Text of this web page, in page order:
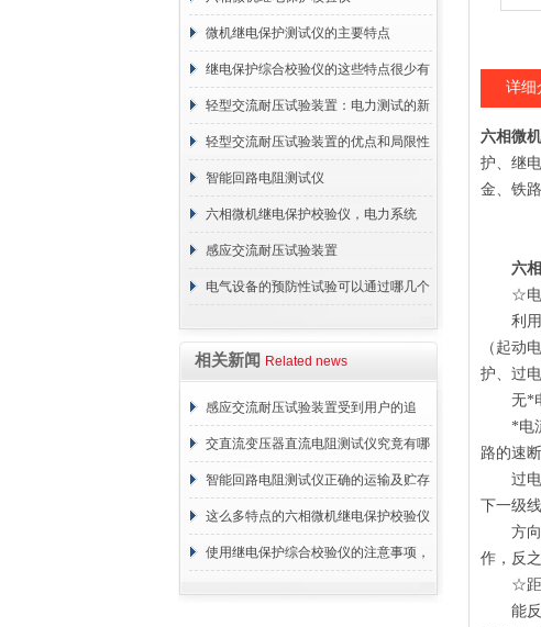
微机继电保护测试仪的主要特点
继电保护综合校验仪的这些特点很少有
人都知道
轻型交流耐压试验装置：电力测试的新
选择
轻型交流耐压试验装置的优点和局限性
智能回路电阻测试仪
六相微机继电保护校验仪，电力系统
的“全能诊断师”
感应交流耐压试验装置
电气设备的预防性试验可以通过哪几个
相关新闻 Related news
感应交流耐压试验装置受到用户的追
捧，它的魅力何在？
交直流变压器直流电阻测试仪究竟有哪
些特别之处呢？
智能回路电阻测试仪正确的运输及贮存
方法介绍
这么多特点的六相微机继电保护校验仪
你见过吗
使用继电保护综合校验仪的注意事项，
详细
六相微
护、继
金、铁
六
☆电
利用故
（起动
护、过
无*电
*电流
路的速
过电流
下一级
方向电
作，反
☆距离
能反应